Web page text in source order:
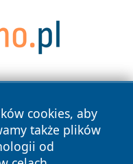
cookies, aby
także plików
od